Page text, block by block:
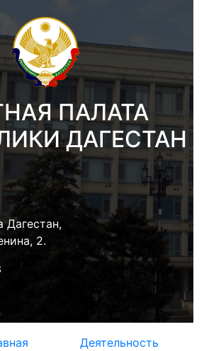
ПАЛАТА
ДАГЕСТАН
Дагестан,
2.
Деятельность